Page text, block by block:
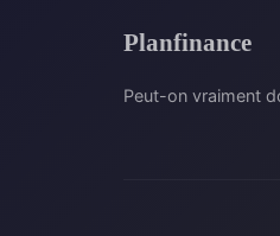
Planfinance
Peut-on vraiment